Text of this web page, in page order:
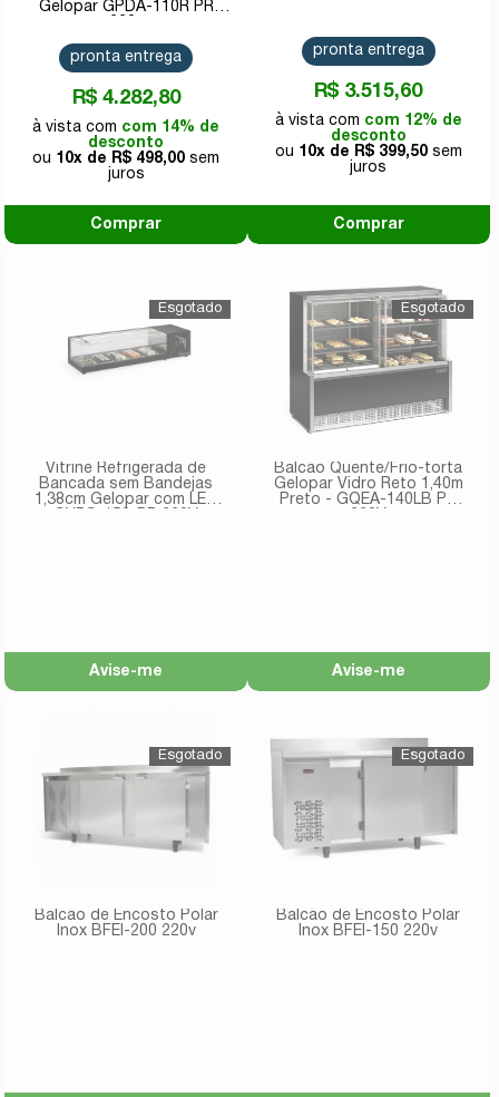
Gelopar GPDA-110R PR
R$ 4.282,80
com 14% de
desconto
10x de
R$ 498,00
pronta entrega
Comprar
R$ 3.515,60
com 12% de
desconto
10x de
R$ 399,50
pronta entrega
Comprar
Vitrine Refrigerada de
Bancada sem Bandejas
1,38cm Gelopar com LED
Avise-me
Balcão Quente/Frio-torta
Gelopar Vidro Reto 1,40m
Preto - GQEA-140LB PR
Avise-me
Balcão de Encosto Polar
Inox BFEI-200 220v
Balcão de Encosto Polar
Inox BFEI-150 220v